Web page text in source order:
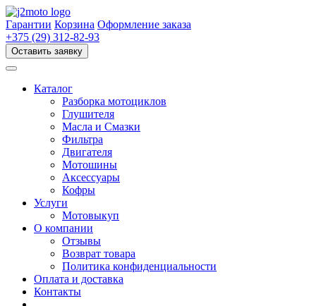
Перейти
к
содержимому
Гарантии Корзина Оформление заказа
+375 (29) 312-82-93
Оставить заявку
Каталог
Разборка мотоциклов
Глушителя
Масла и Смазки
Фильтра
Двигателя
Мотошины
Аксессуары
Кофры
Услуги
Мотовыкуп
О компании
Отзывы
Возврат товара
Политика конфиденциальности
Оплата и доставка
Контакты